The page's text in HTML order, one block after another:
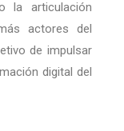
la articulación
actores del
de impulsar
digital del